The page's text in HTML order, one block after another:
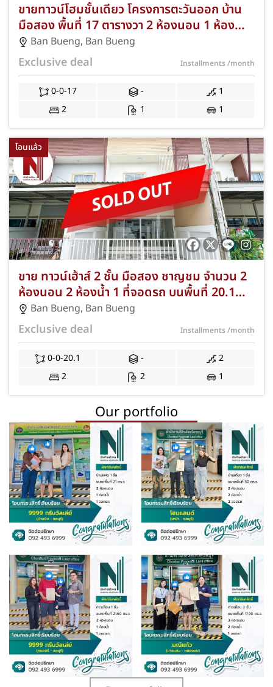
ขายทาวน์โฮมชั้นเดียว โครงการตะวันออก บ้าน
มือสอง พื้นที่ 17 ตารางวา 2 ห้องนอน 1 ห้องน้ำ
จอดรถได้ 1 คัน ตำบลบ้านบึง อำเภอบ้านบึง
จังหวัดชลบุรี ทำเลทองใจกลางเมืองใกล้โลตัส
และบิ๊กซีบ้านบึง ฟรีโอนจดจำนอง กู้ได้เต็ม JS-
Ban Bueng, Ban Bueng
Exclusive deal Installments/month
0-0-17 -
1
2
1 1
โอนแล้ว
ขาย ทาวน์เฮ้าส์ 2 ชั้น มือสอง ชาญชม จำนวน 2
ห้องนอน 2 ห้องน้ำ 1 ที่จอดรถ บนพื้นที่ 20.1
ตารางวา ทำเลกลางอำเภอ บ้านบึง ชลบุรี ฟรีค่าใช้
จ่ายวันโอนฯ และจดจำนอง ด่วนถึง 30 มิ.ย. 69!
JS-239
Ban Bueng, Ban Bueng
Exclusive deal Installments/month
0-0-20.1 -
2
2
2 1
Our portfolio